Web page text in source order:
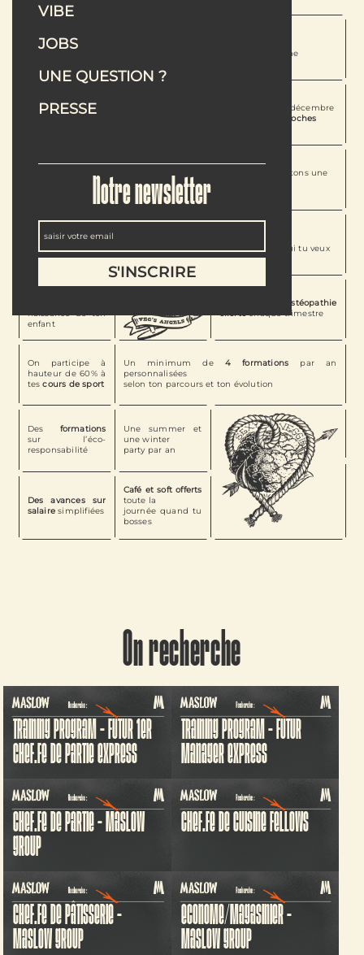
VIBE
JOBS
UNE QUESTION ?
PRESSE
Notre newsletter
en interne
Le 24 décembre, 25 décembre et le 31 décembre
profites de tes proches
Une semaine de
(sauf pour les
de cooptation si nous recrutons une
personne de ton entourage
Le jour de ton
anniversaire
offerten bonus
chez Maslow ou Fellows pour inviter qui tu veux
enfant
ostéopathie
chaque trimestre
On participe à
hauteur de 60% à
tescours de sport
Un minimum de 4 formations par an
personnalisées
selon ton parcours et ton évolution
Des formations
sur l’éco-
responsabilité
Une summer et
une winter
party par an
Des avances sur
salairesimplifiées
Café et soft offerts
toute la
journée quand tu
bosses
On recherche
TRAINING PROGRAM - FUTUR 1ER
CHEF.FE DE PARTIE EXPRESS
TRAINING PROGRAM - FUTUR
MANAGER EXPRESS
CHEF.FE DE PARTIE - MASLOW
GROUP
CHEF.FE DE CUISINE FELLOWS
CHEF.FE DE PÂTISSERIE -
MASLOW GROUP
ECONOME/MAGASINIER -
MASLOW GROUP